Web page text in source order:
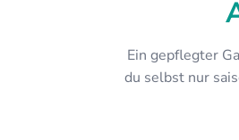
Ein gepflegter
du selbst nur